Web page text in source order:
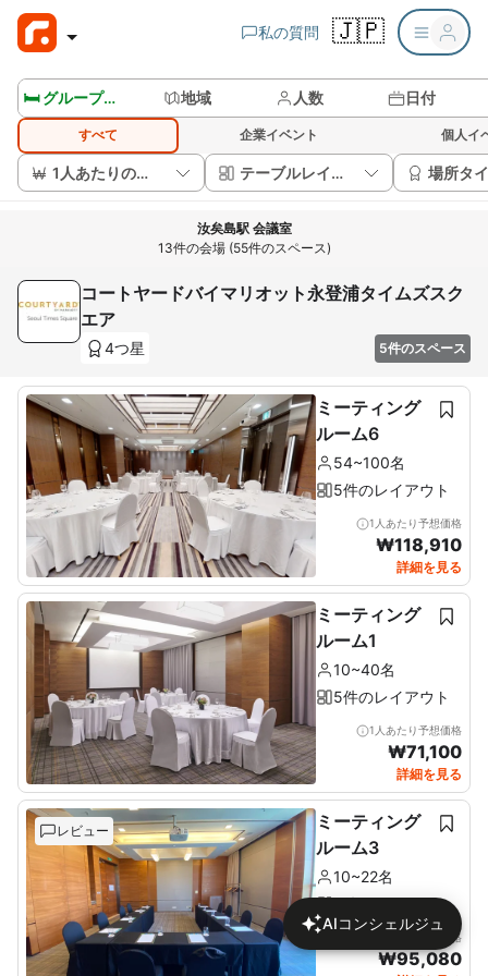
私の質問 🇯🇵
🛏️ グループルームを見る 地域 人数 日付
すべて 企業イベント 個人イ
1人あたりの価格 テーブルレイアウト 場所タ
汝矣島駅 会議室
13件の会場 (55件のスペース)
コートヤードバイマリオット永登浦タイムズスク
エア
4つ星 5件のスペース
ミーティング
ルーム6
54~100名
5件のレイアウト
1人あたり予想価格
₩118,910
詳細を見る
ミーティング
ルーム1
10~40名
5件のレイアウト
1人あたり予想価格
₩71,100
詳細を見る
レビュー
ミーティング
ルーム3
10~22名
5件のレイアウト
1人あたり予想価格
₩95,080
AIコンシェルジュ